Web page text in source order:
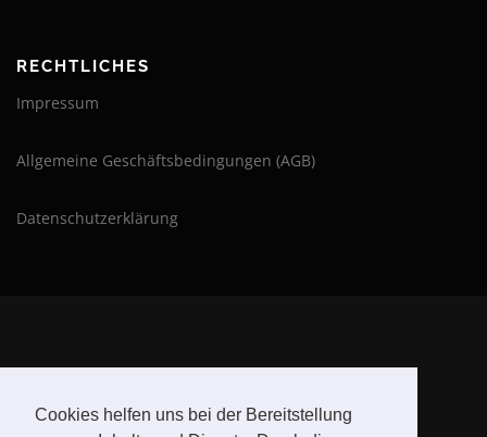
Cookies helfen uns bei der Bereitstellung
RECHTLICHES
Impressum
Allgemeine Geschäftsbedingungen (AGB)
Datenschutzerklärung